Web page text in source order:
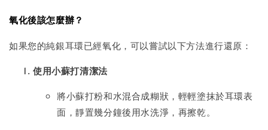
氧化後該怎麼辦？
如果您的純銀耳環已經氧化，可以嘗試以下方法進行還原：
使用小蘇打清潔法
將小蘇打粉和水混合成糊狀，輕輕塗抹於耳環表
面，靜置幾分鐘後用水洗淨，再擦乾。